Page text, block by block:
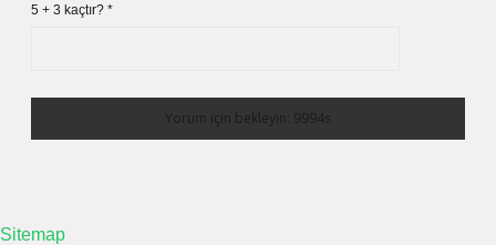
5 + 3 kaçtır? *
Sitemap